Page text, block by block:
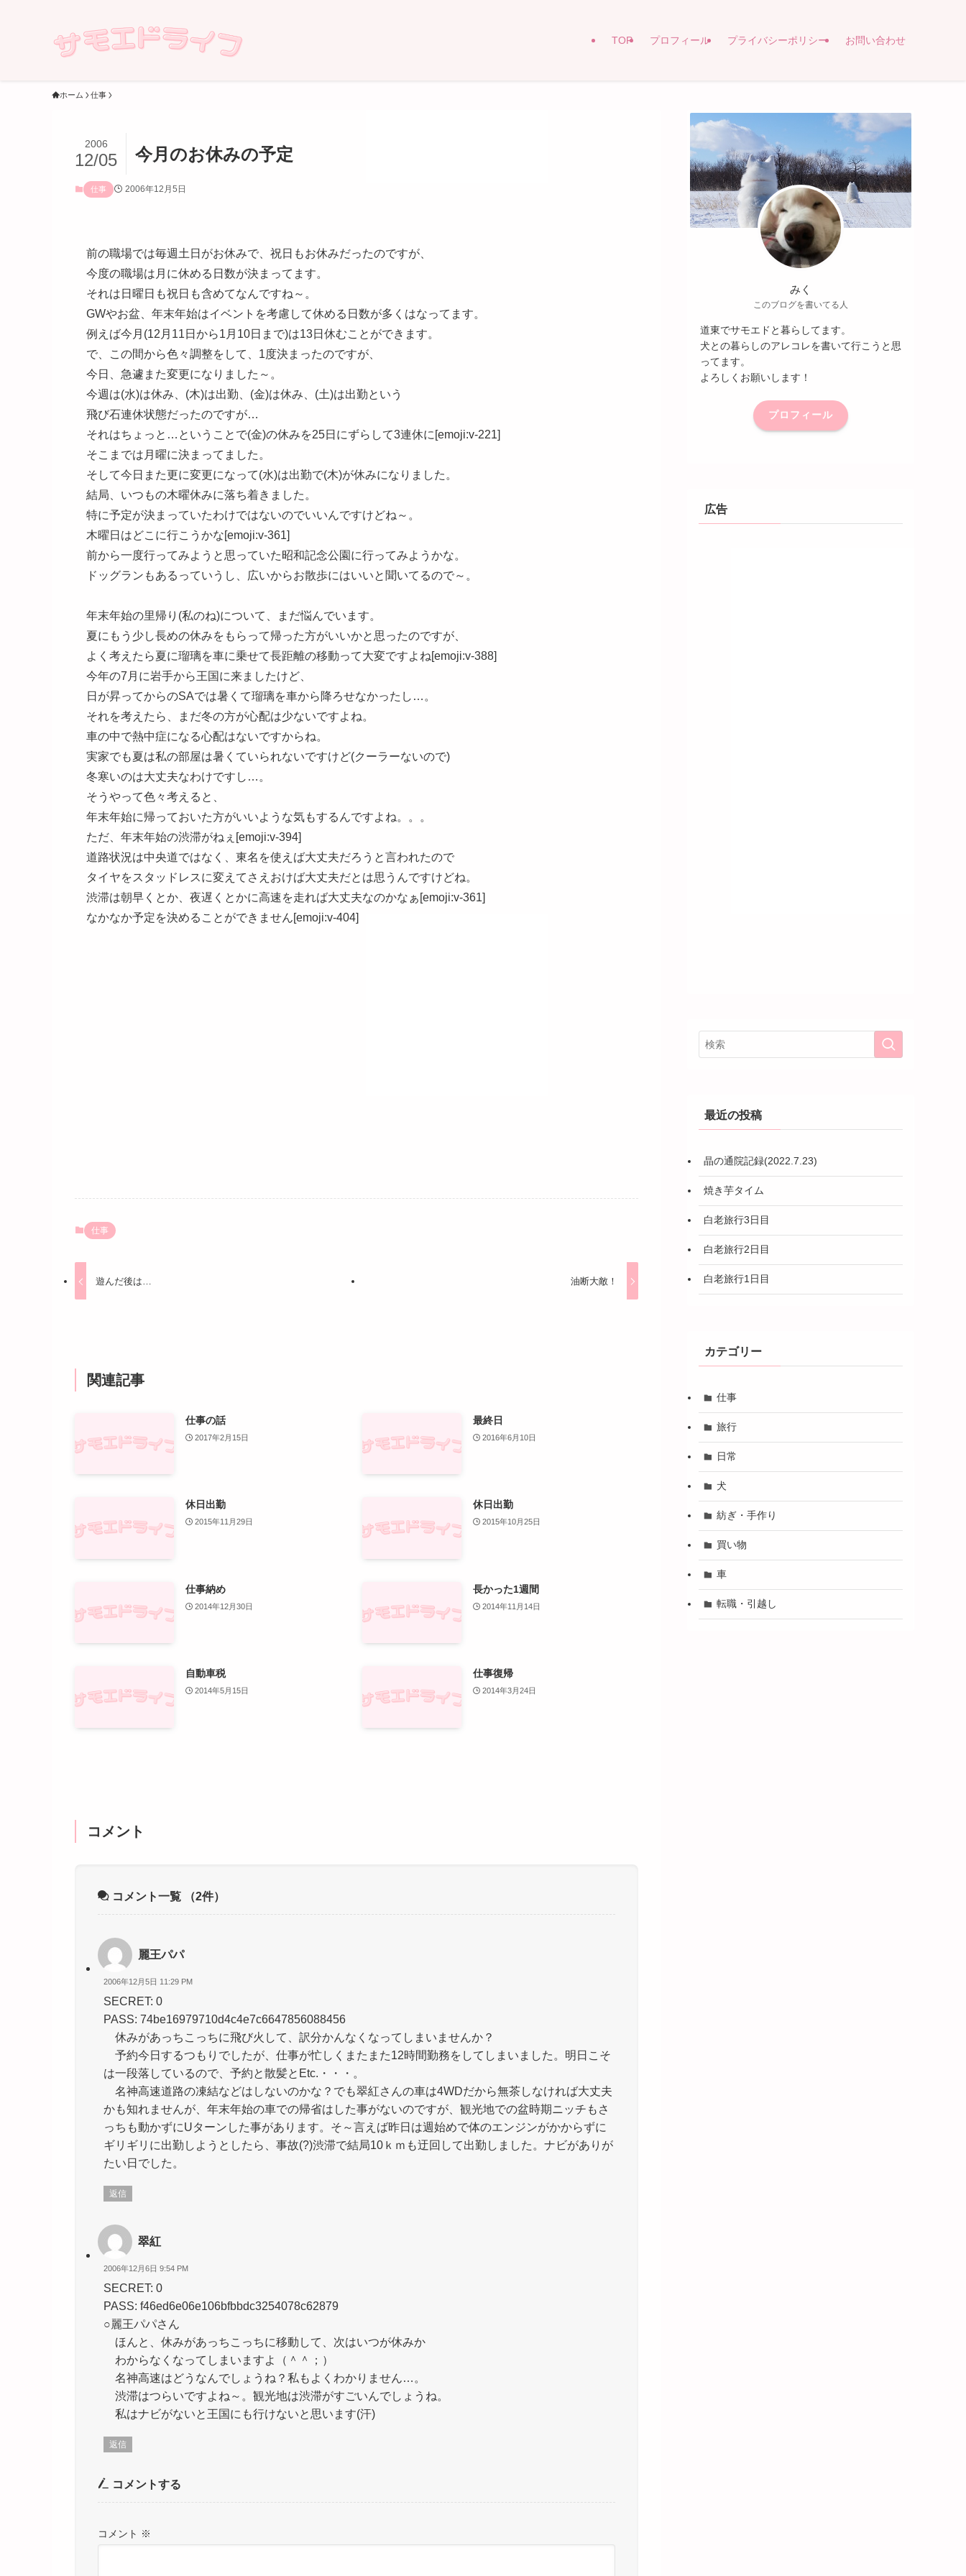
TOP プロフィール プライバシーポリシー お問い合わせ
ホーム 仕事
今月のお休みの予定
2006
12/05
仕事 2006年12月5日
前の職場では毎週土日がお休みで、祝日もお休みだったのですが、
今度の職場は月に休める日数が決まってます。
それは日曜日も祝日も含めてなんですね～。
GWやお盆、年末年始はイベントを考慮して休める日数が多くはなってます。
例えば今月(12月11日から1月10日まで)は13日休むことができます。
で、この間から色々調整をして、1度決まったのですが、
今日、急遽また変更になりました～。
今週は(水)は休み、(木)は出勤、(金)は休み、(土)は出勤という
飛び石連休状態だったのですが…
それはちょっと…ということで(金)の休みを25日にずらして3連休に[emoji:v-221]
そこまでは月曜に決まってました。
そして今日また更に変更になって(水)は出勤で(木)が休みになりました。
結局、いつもの木曜休みに落ち着きました。
特に予定が決まっていたわけではないのでいいんですけどね～。
木曜日はどこに行こうかな[emoji:v-361]
前から一度行ってみようと思っていた昭和記念公園に行ってみようかな。
ドッグランもあるっていうし、広いからお散歩にはいいと聞いてるので～。
年末年始の里帰り(私のね)について、まだ悩んでいます。
夏にもう少し長めの休みをもらって帰った方がいいかと思ったのですが、
よく考えたら夏に瑠璃を車に乗せて長距離の移動って大変ですよね[emoji:v-388]
今年の7月に岩手から王国に来ましたけど、
日が昇ってからのSAでは暑くて瑠璃を車から降ろせなかったし…。
それを考えたら、まだ冬の方が心配は少ないですよね。
車の中で熱中症になる心配はないですからね。
実家でも夏は私の部屋は暑くていられないですけど(クーラーないので)
冬寒いのは大丈夫なわけですし…。
そうやって色々考えると、
年末年始に帰っておいた方がいいような気もするんですよね。。。
ただ、年末年始の渋滞がねぇ[emoji:v-394]
道路状況は中央道ではなく、東名を使えば大丈夫だろうと言われたので
タイヤをスタッドレスに変えてさえおけば大丈夫だとは思うんですけどね。
渋滞は朝早くとか、夜遅くとかに高速を走れば大丈夫なのかなぁ[emoji:v-361]
なかなか予定を決めることができません[emoji:v-404]
仕事
遊んだ後は… 油断大敵！
関連記事
仕事の話
2017年2月15日
最終日
2016年6月10日
休日出勤
2015年11月29日
休日出勤
2015年10月25日
仕事納め
2014年12月30日
長かった1週間
2014年11月14日
自動車税
2014年5月15日
仕事復帰
2014年3月24日
コメント
コメント一覧 （2件）
麗王パパ
2006年12月5日 11:29 PM
SECRET: 0
PASS: 74be16979710d4c4e7c6647856088456
休みがあっちこっちに飛び火して、訳分かんなくなってしまいませんか？
予約今日するつもりでしたが、仕事が忙しくまたまた12時間勤務をしてしまいました。明日こそ
は一段落しているので、予約と散髪とEtc.・・・。
名神高速道路の凍結などはしないのかな？でも翠紅さんの車は4WDだから無茶しなければ大丈夫
かも知れませんが、年末年始の車での帰省はした事がないのですが、観光地での盆時期ニッチもさ
っちも動かずにUターンした事があります。そ～言えば昨日は週始めで体のエンジンがかからずに
ギリギリに出勤しようとしたら、事故(?)渋滞で結局10ｋｍも迂回して出勤しました。ナビがありが
たい日でした。
返信
翠紅
2006年12月6日 9:54 PM
SECRET: 0
PASS: f46ed6e06e106bfbbdc3254078c62879
○麗王パパさん
ほんと、休みがあっちこっちに移動して、次はいつが休みか
わからなくなってしまいますよ（＾＾；）
名神高速はどうなんでしょうね？私もよくわかりません…。
渋滞はつらいですよね～。観光地は渋滞がすごいんでしょうね。
私はナビがないと王国にも行けないと思います(汗)
返信
コメントする
コメント ※
みく
このブログを書いてる人
道東でサモエドと暮らしてます。
犬との暮らしのアレコレを書いて行こうと思
ってます。
よろしくお願いします！
プロフィール
広告
最近の投稿
晶の通院記録(2022.7.23)
焼き芋タイム
白老旅行3日目
白老旅行2日目
白老旅行1日目
カテゴリー
仕事
旅行
日常
犬
紡ぎ・手作り
買い物
車
転職・引越し